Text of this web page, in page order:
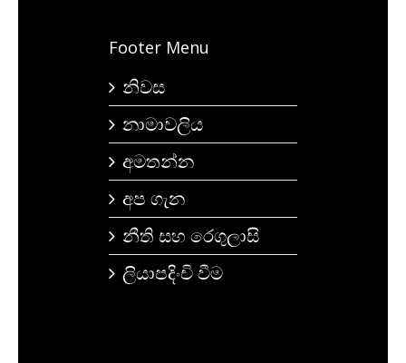
Footer Menu
නිවස
නාමාවලිය
අමතන්න
අප ගැන
නීති සහ රෙගුලාසි
ලියාපදිංචි වීම